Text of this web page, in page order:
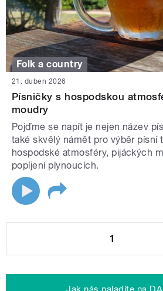
Folk a country
21. duben 2026
Písničky s hospodskou
moudry
Pojďme se napít je nejen název
také skvělý námět pro výběr písní
hospodské atmosféry, pijáckých
popíjení plynoucích.
1